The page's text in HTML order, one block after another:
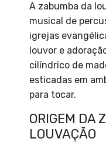
A zabumba da
musical de
igrejas
louvor e
cilíndrico de
esticadas em
para tocar.
ORIGEM DA
LOUVAÇÃO